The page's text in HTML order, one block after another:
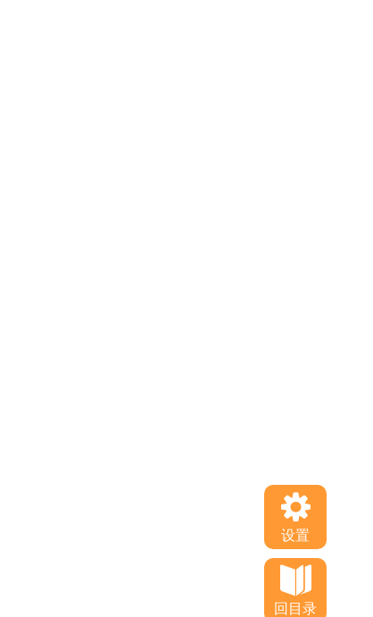
设置
回目录